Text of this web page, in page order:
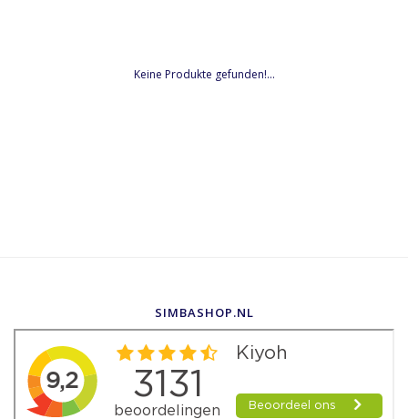
Keine Produkte gefunden!...
SIMBASHOP.NL